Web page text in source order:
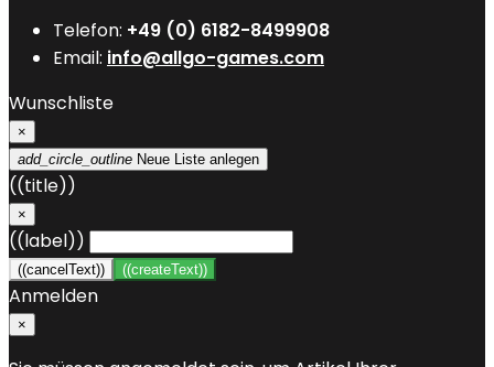
Telefon: +49 (0) 6182-8499908
Email: info@allgo-games.com
Wunschliste
×
add_circle_outline Neue Liste anlegen
((title))
×
((label))
((cancelText)) ((createText))
Anmelden
×